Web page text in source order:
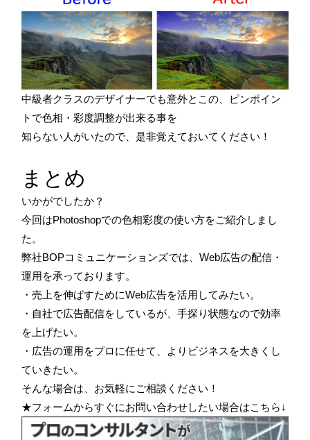
中級者クラスのデザイナーでも意外とこの、ピンポイン
トで色相・彩度調整が出来る事を
知らない人がいたので、是非覚えておいてください！
まとめ
いかがでしたか？
今回はPhotoshopでの色相彩度の使い方をご紹介しまし
た。
弊社BOPコミュニケーションズでは、Web広告の配信・
運用を承っております。
・売上を伸ばすためにWeb広告を活用してみたい。
・自社で広告配信をしているが、手探り状態なので効率
を上げたい。
・広告の運用をプロに任せて、よりビジネスを大きくし
ていきたい。
そんな場合は、お気軽にご相談ください！
★フォームからすぐにお問い合わせしたい場合はこちら↓